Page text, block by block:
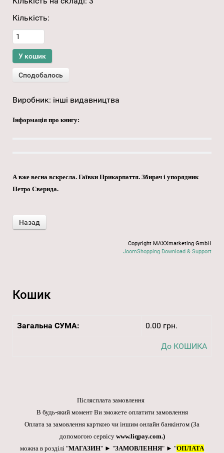
Кількість:
Виробник: інші видавництва
Інформація про книгу:
А вже весна вскресла. Гаївки Прикарпаття. Збирач і упорядник
Петро Сверида.
Copyright MAXXmarketing GmbH
JoomShopping Download & Support
Кошик
Загальна СУМА: 0.00 грн.
До КОШИКА
Післясплата замовлення
В будь-який момент Ви зможете оплатити замовлення
Оплата за замовлення карткою чи іншим онлайн банкінгом (За
допомогою сервісу www.liqpay.com.)
можна в розділі "МАГАЗИН" ► "ЗАМОВЛЕННЯ" ► "ОПЛАТА